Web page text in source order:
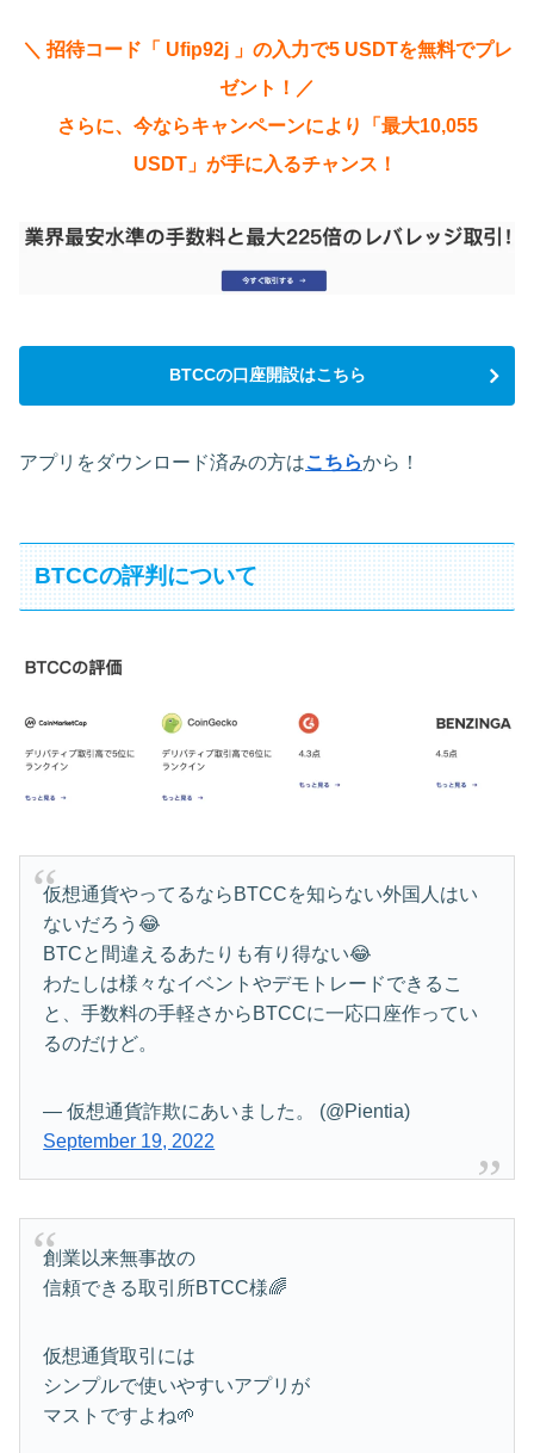
＼ 招待コード「 Ufip92j 」の入力で5 USDTを無料でプレ
ゼント！／
さらに、今ならキャンペーンにより「最大10,055
USDT」が手に入るチャンス！
BTCCの口座開設はこちら
アプリをダウンロード済みの方はこちらから！
BTCCの評判について
仮想通貨やってるならBTCCを知らない外国人はい
ないだろう😂
BTCと間違えるあたりも有り得ない😂
わたしは様々なイベントやデモトレードできるこ
と、手数料の手軽さからBTCCに一応口座作ってい
るのだけど。
— 仮想通貨詐欺にあいました。 (@Pientia)
September 19, 2022
創業以来無事故の
信頼できる取引所BTCC様🌈
仮想通貨取引には
シンプルで使いやすいアプリが
マストですよね🌱